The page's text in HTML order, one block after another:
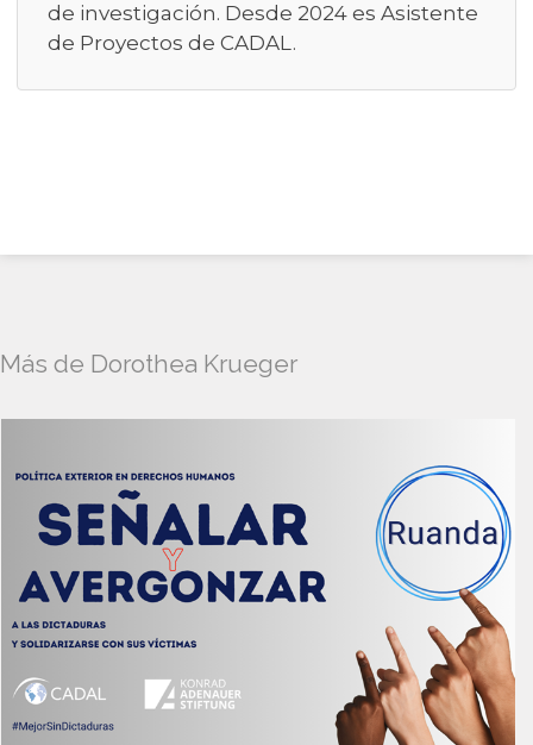
de investigación. Desde 2024 es Asistente
de Proyectos de CADAL.
Más de Dorothea Krueger